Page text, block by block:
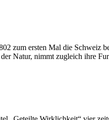
zum ersten Mal die Schweiz
Natur, nimmt zugleich ihre